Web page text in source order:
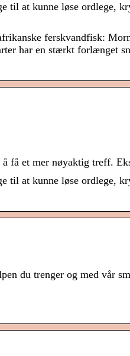
til at kunne løse ordlege,
ferskvandfisk:
har en stærkt forlænget
å få et mer nøyaktig treff.
til at kunne løse ordlege,
du trenger og med vår